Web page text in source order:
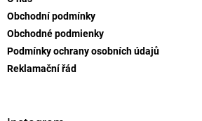
v
Obchodní podmínky
Obchodné podmienky
Podmínky ochrany osobních údajů
Reklamační řád